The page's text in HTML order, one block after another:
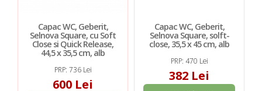
Capac WC, Geberit,
Selnova Square, cu Soft
Close si Quick Release,
44,5 x 35,5 cm, alb
PRP: 736 Lei
600 Lei
Capac WC, Geberit,
Selnova Square, solft-
close, 35,5 x 45 cm, alb
PRP: 470 Lei
382 Lei